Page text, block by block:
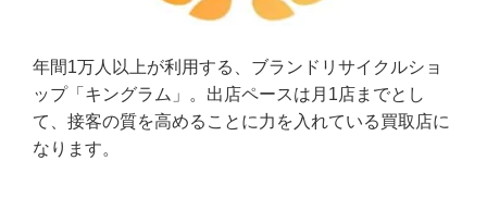
年間1万人以上が利用する、ブランドリサイクルショ
ップ「キングラム」。出店ペースは月1店までとし
て、接客の質を高めることに力を入れている買取店に
なります。